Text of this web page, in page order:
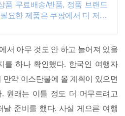
품 무료배송/반품, 정품 브랜드
요한 제품은 쿠팡에서 더 저렴
서 아무 것도 안 하고 늘어져 있을
를 하나 확인했다. 한국인 여행자
약 이스탄불에 올 계획이 있으면
원래는 이틀 정도 더 머무르려고
날 준비를 했다. 사실 게으른 여행